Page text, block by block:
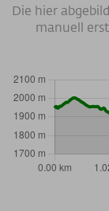
Die hier
manuell